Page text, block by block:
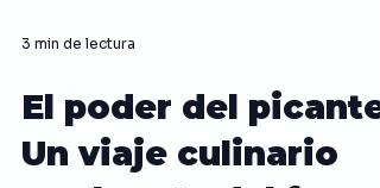
3 min de lectura
El poder del picante: